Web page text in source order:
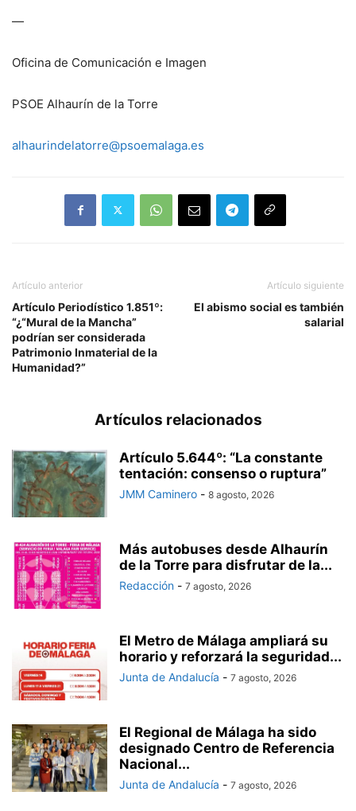
—
Oficina de Comunicación e Imagen
PSOE Alhaurín de la Torre
alhaurindelatorre@psoemalaga.es
Artículo anterior
Artículo Periodístico 1.851º:
“¿“Mural de la Mancha”
podrían ser considerada
Patrimonio Inmaterial de la
Humanidad?”
Artículo siguiente
El abismo social es también
salarial
Artículos relacionados
Artículo 5.644º: “La constante
tentación: consenso o ruptura”
JMM Caminero - 8 agosto, 2026
Más autobuses desde Alhaurín
de la Torre para disfrutar de la...
Redacción - 7 agosto, 2026
El Metro de Málaga ampliará su
horario y reforzará la seguridad...
Junta de Andalucía - 7 agosto, 2026
El Regional de Málaga ha sido
designado Centro de Referencia
Nacional...
Junta de Andalucía - 7 agosto, 2026